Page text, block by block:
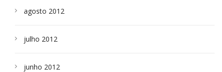
agosto 2012
julho 2012
junho 2012